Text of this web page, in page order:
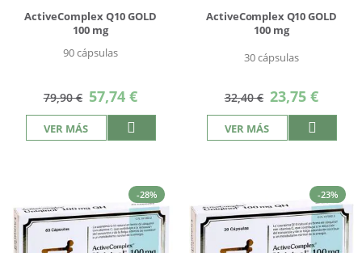
ActiveComplex Q10 GOLD
100 mg
90 cápsulas
79,90 € Precio
especial
57,74 €
VER MÁS
ActiveComplex Q10 GOLD
100 mg
30 cápsulas
32,40 € Precio
especial
23,75 €
VER MÁS
-28% -23%